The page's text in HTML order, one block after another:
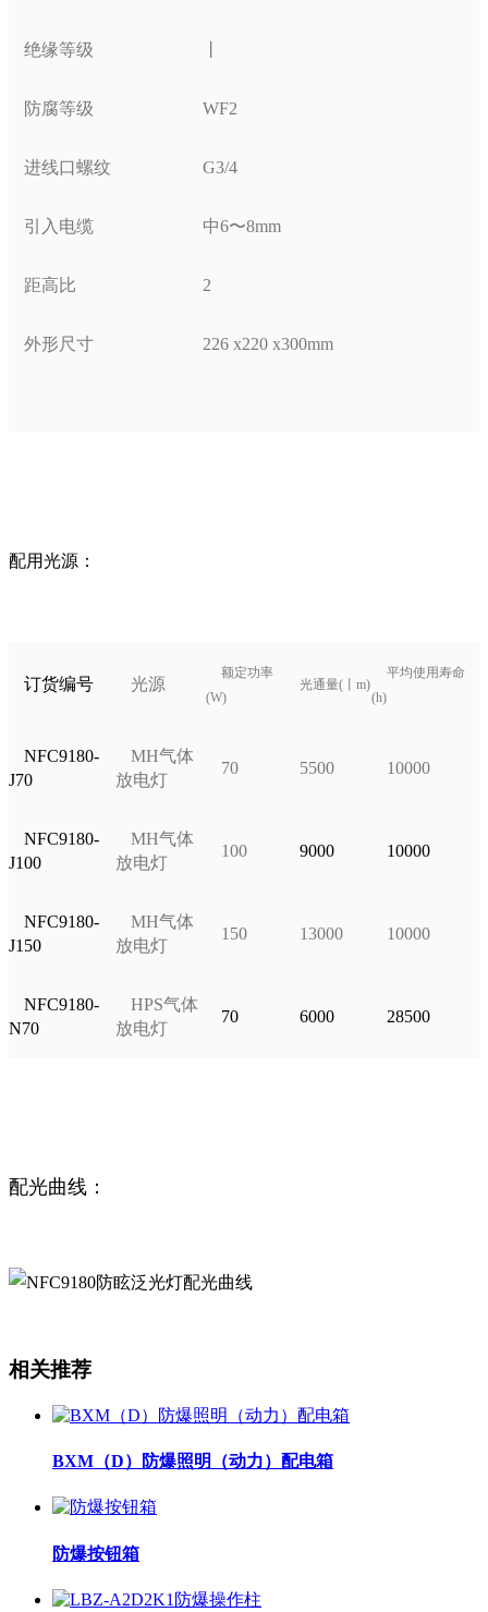
绝缘等级
防腐等级 WF2
进线口螺纹 G3/4
引入电缆 中6〜8mm
距高比 2
外形尺寸 226 x220 x300mm
配用光源：
订货编号 光源
额定功率
(W)
光通量( m)
平均使用寿命
(h)
NFC9180-
J70
MH气体
放电灯
70 5500 10000
NFC9180-
J100
MH气体
放电灯
100 9000 10000
NFC9180-
J150
MH气体
放电灯
150 13000 10000
NFC9180-
N70
HPS气体
放电灯
70 6000 28500
配光曲线：
相关推荐
BXM（D）防爆照明（动力）配电箱
防爆按钮箱